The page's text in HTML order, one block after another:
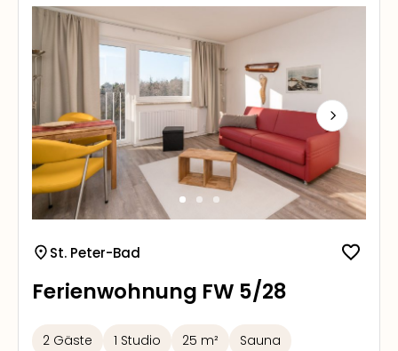
Next
St. Peter-Bad
Ferienwohnung FW 5/28
2 Gäste 1 Studio 25 m²
Sauna